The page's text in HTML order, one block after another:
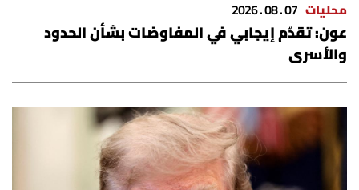
محليات 07 . 08 . 2026
عون: تقدّم إيجابي في المفاوضات بشأن الحدود
والأسرى